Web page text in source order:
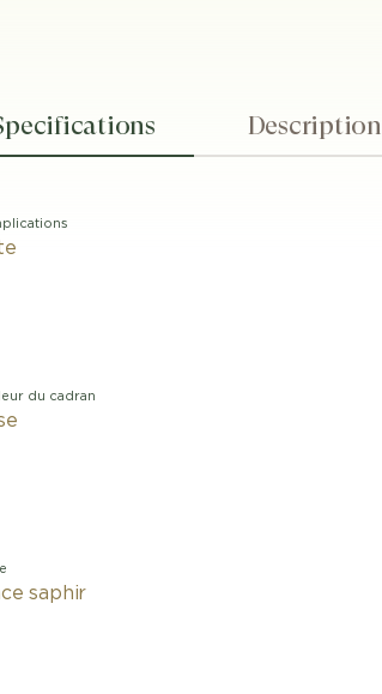
Description
du cadran
saphir